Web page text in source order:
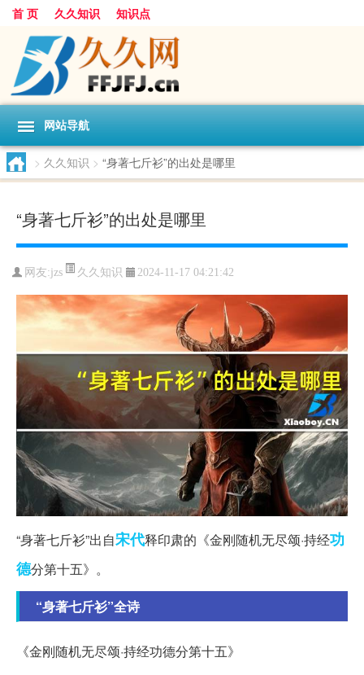
首 页 久久知识 知识点
网站导航
> 久久知识 > “身著七斤衫”的出处是哪里
“身著七斤衫”的出处是哪里
网友:jzs 久久知识 2024-11-17 04:21:42
“身著七斤衫”出自宋代释印肃的《金刚随机无尽颂·持经功
德分第十五》。
“身著七斤衫”全诗
《金刚随机无尽颂·持经功德分第十五》